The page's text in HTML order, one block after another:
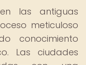
las antiguas
meticuloso
conocimiento
Las ciudades